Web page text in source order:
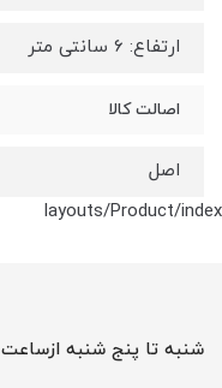
ارتفاع: 6 سانتی متر
اصالت کالا
اصل
layouts/Product/index
شنبه تا پنج شنبه ازساعت 10 الی 22 پاسخگوی شما هستیم